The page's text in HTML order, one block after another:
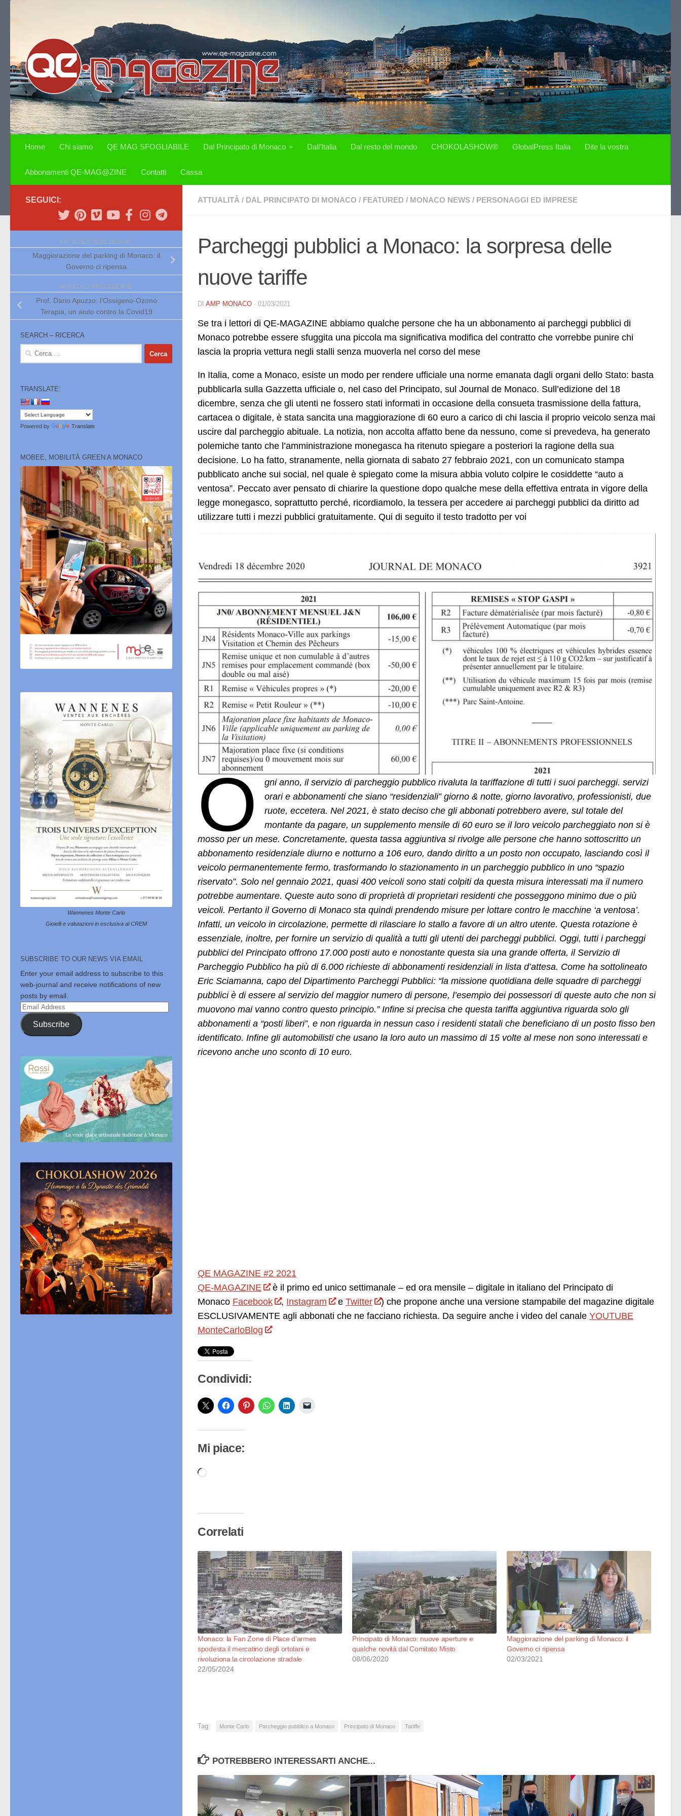
Home Chi siamo QE MAG SFOGLIABILE Dal Principato di Monaco Dall’Italia Dal resto del mondo CHOKOLASHOW® GlobalPress Italia Dite la vostra
Abbonamenti QE-MAG@ZINE Contatti Cassa
ATTUALITÀ / DAL PRINCIPATO DI MONACO / FEATURED / MONACO NEWS / PERSONAGGI ED IMPRESE
Parcheggi pubblici a Monaco: la sorpresa delle
nuove tariffe
DI AMP MONACO · 01/03/2021
Se tra i lettori di QE-MAGAZINE abbiamo qualche persone che ha un abbonamento ai parcheggi pubblici di
Monaco potrebbe essere sfuggita una piccola ma significativa modifica del contratto che vorrebbe punire chi
lascia la propria vettura negli stalli senza muoverla nel corso del mese
In Italia, come a Monaco, esiste un modo per rendere ufficiale una norme emanata dagli organi dello Stato: basta
pubblicarla sulla Gazzetta ufficiale o, nel caso del Principato, sul Journal de Monaco. Sull’edizione del 18
dicembre, senza che gli utenti ne fossero stati informati in occasione della consueta trasmissione della fattura,
cartacea o digitale, è stata sancita una maggiorazione di 60 euro a carico di chi lascia il proprio veicolo senza mai
uscire dal parcheggio abituale. La notizia, non accolta affatto bene da nessuno, come si prevedeva, ha generato
polemiche tanto che l’amministrazione monegasca ha ritenuto spiegare a posteriori la ragione della sua
decisione. Lo ha fatto, stranamente, nella giornata di sabato 27 febbraio 2021, con un comunicato stampa
pubblicato anche sui social, nel quale è spiegato come la misura abbia voluto colpire le cosiddette “auto a
ventosa”. Peccato aver pensato di chiarire la questione dopo qualche mese della effettiva entrata in vigore della
legge monegasco, soprattutto perché, ricordiamolo, la tessera per accedere ai parcheggi pubblici da diritto ad
utilizzare tutti i mezzi pubblici gratuitamente. Qui di seguito il testo tradotto per voi
O
gni anno, il servizio di parcheggio pubblico rivaluta la tariffazione di tutti i suoi parcheggi. servizi
orari e abbonamenti che siano “residenziali” giorno & notte, giorno lavorativo, professionisti, due
ruote, eccetera. Nel 2021, è stato deciso che gli abbonati potrebbero avere, sul totale del
montante da pagare, un supplemento mensile di 60 euro se il loro veicolo parcheggiato non si è
mosso per un mese. Concretamente, questa tassa aggiuntiva si rivolge alle persone che hanno sottoscritto un
abbonamento residenziale diurno e notturno a 106 euro, dando diritto a un posto non occupato, lasciando così il
veicolo permanentemente fermo, trasformando lo stazionamento in un parcheggio pubblico in uno “spazio
riservato”. Solo nel gennaio 2021, quasi 400 veicoli sono stati colpiti da questa misura interessati ma il numero
potrebbe aumentare. Queste auto sono di proprietà di proprietari residenti che posseggono minimo due o più
veicoli. Pertanto il Governo di Monaco sta quindi prendendo misure per lottare contro le macchine ‘a ventosa’.
Infatti, un veicolo in circolazione, permette di rilasciare lo stallo a favore di un altro utente. Questa rotazione è
essenziale, inoltre, per fornire un servizio di qualità a tutti gli utenti dei parcheggi pubblici. Oggi, tutti i parcheggi
pubblici del Principato offrono 17.000 posti auto e nonostante questa sia una grande offerta, il Servizio di
Parcheggio Pubblico ha più di 6.000 richieste di abbonamenti residenziali in lista d’attesa. Come ha sottolineato
Eric Sciamanna, capo del Dipartimento Parcheggi Pubblici: “la missione quotidiana delle squadre di parcheggi
pubblici è di essere al servizio del maggior numero di persone, l’esempio dei possessori di queste auto che non si
muovono mai vanno contro questo principio.” Infine si precisa che questa tariffa aggiuntiva riguarda solo gli
abbonamenti a “posti liberi”, e non riguarda in nessun caso i residenti statali che beneficiano di un posto fisso ben
identificato. Infine gli automobilisti che usano la loro auto un massimo di 15 volte al mese non sono interessati e
ricevono anche uno sconto di 10 euro.
QE MAGAZINE #2 2021
QE-MAGAZINE
è il primo ed unico settimanale – ed ora mensile – digitale in italiano del Principato di
Monaco Facebook , Instagram e Twitter
) che propone anche una versione stampabile del magazine digitale
ESCLUSIVAMENTE agli abbonati che ne facciano richiesta. Da seguire anche i video del canale YOUTUBE
MonteCarloBlog
Condividi:
Mi piace:
Caricamento
Correlati
Monaco: la Fan Zone di Place d’armes
spodesta il mercatino degli ortolani e
rivoluziona la circolazione stradale
22/05/2024
Principato di Monaco: nuove aperture e
qualche novità dal Comitato Misto
08/06/2020
Maggiorazione del parking di Monaco: il
Governo ci ripensa
02/03/2021
Tag: Monte Carlo Parcheggio pubblico a Monaco Principato di Monaco Tariffe
POTREBBERO INTERESSARTI ANCHE...
SEGUICI:
ARTICOLO SUCCESSIVO
Maggiorazione del parking di Monaco: il
Governo ci ripensa
ARTICOLO PRECEDENTE
Prof. Dario Apuzzo: l’Ossigeno-Ozono
Terapia, un aiuto contro la Covid19
SEARCH – RICERCA
Ricerca
TRANSLATE:
Powered by Translate
MOBEE, MOBILITÀ GREEN A MONACO
Wannenes Monte Carlo
Gioielli e valutazioni in esclusiva al CREM
SUBSCRIBE TO OUR NEWS VIA EMAIL
Enter your email address to subscribe to this
web-journal and receive notifications of new
posts by email.
Email
Address
Subscribe